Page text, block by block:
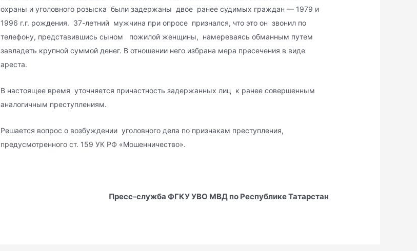
охраны и уголовного розыска были задержаны двое ранее судимых граждан — 1979 и
1996 г.г. рождения. 37-летний мужчина при опросе признался, что это он звонил по
телефону, представившись сыном пожилой женщины, намереваясь обманным путем
завладеть крупной суммой денег. В отношении него избрана мера пресечения в виде
ареста.
В настоящее время уточняется причастность задержанных лиц к ранее совершенным
аналогичным преступлениям.
Решается вопрос о возбуждении уголовного дела по признакам преступления,
предусмотренного ст. 159 УК РФ «Мошенничество».
Пресс-служба ФГКУ УВО МВД по Республике Татарстан